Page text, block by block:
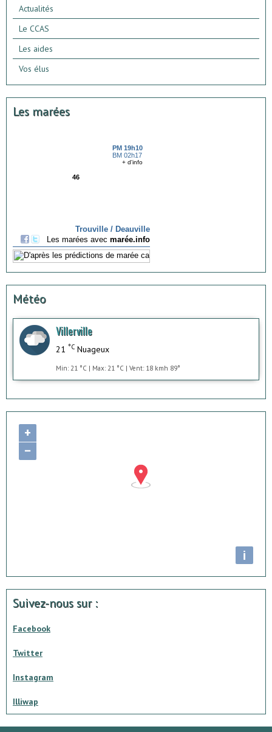
Actualités
Le CCAS
Les aides
Vos élus
Les marées
Météo
Villerville
21 °C Nuageux
Min: 21 °C | Max: 21 °C | Vent: 18 kmh 89°
+
−
i
Suivez-nous sur :
Facebook
Twitter
Instagram
Illiwap